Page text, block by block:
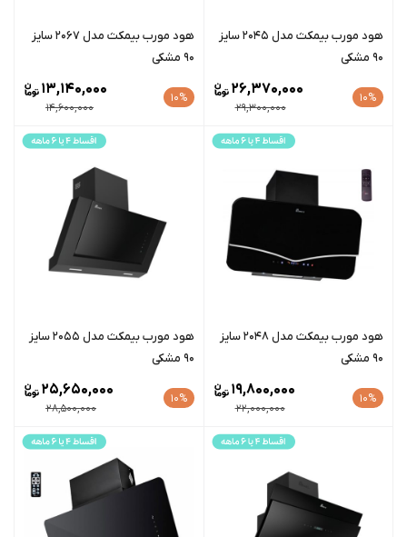
هود مورب بیمکث مدل 2045 سایز
90 مشکی
10%
29,300,000
26,370,000
هود مورب بیمکث مدل 2067 سایز
90 مشکی
10%
14,600,000
13,140,000
هود مورب بیمکث مدل 2048 سایز
90 مشکی
10%
22,000,000
19,800,000
هود مورب بیمکث مدل 2055 سایز
90 مشکی
10%
28,500,000
25,650,000